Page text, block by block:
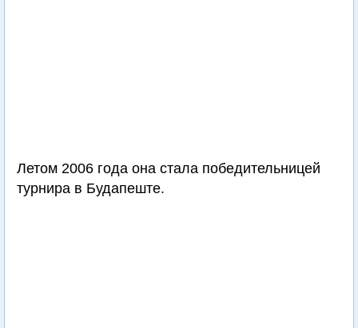
Летом 2006 года она стала победительницей
турнира в Будапеште.